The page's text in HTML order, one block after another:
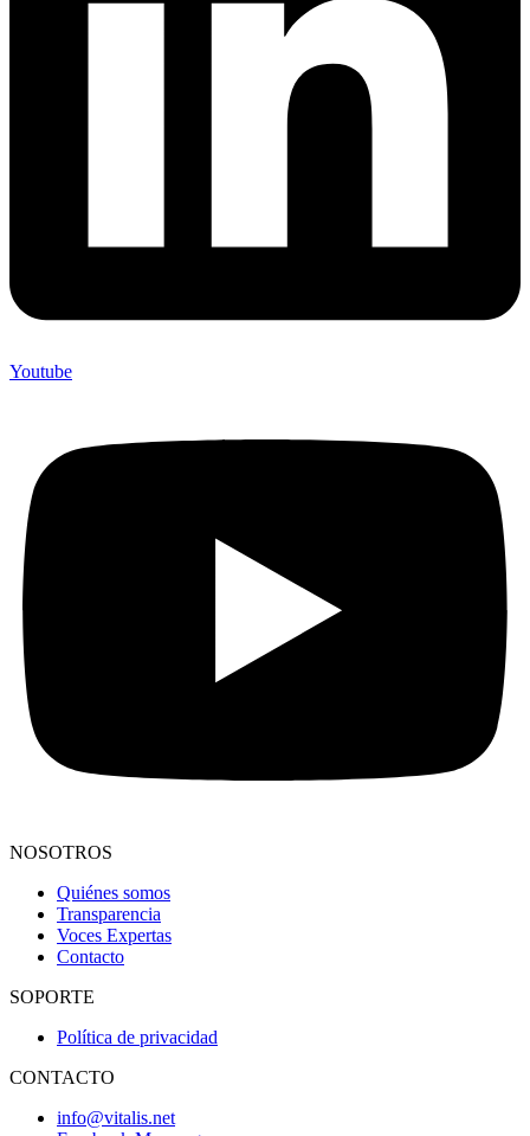
Youtube
NOSOTROS
Quiénes somos
Transparencia
Voces Expertas
Contacto
SOPORTE
Política de privacidad
CONTACTO
info@vitalis.net